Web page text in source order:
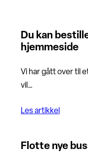
Du kan
hjemmeside
Vi har gått over til
vil…
Les artikkel
Flotte nye